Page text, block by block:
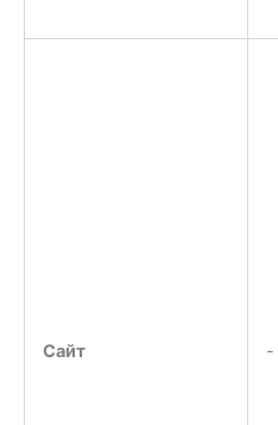
Сайт -